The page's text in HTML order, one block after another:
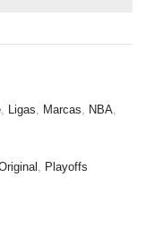
, Ligas, Marcas, NBA,
, Playoffs